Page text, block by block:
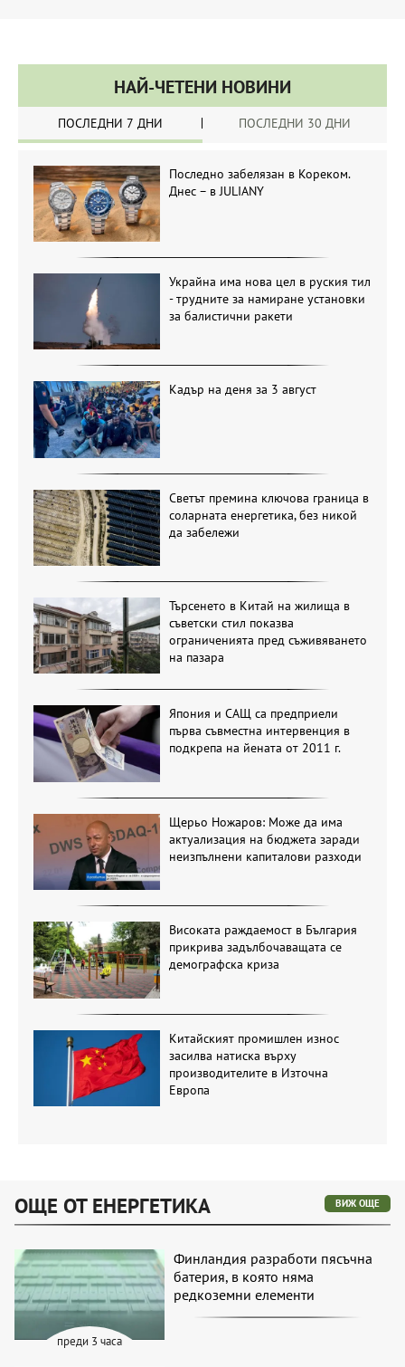
НАЙ-ЧЕТЕНИ НОВИНИ
ПОСЛЕДНИ 7 ДНИ ПОСЛЕДНИ 30 ДНИ
Последно забелязан в Кореком.
Днес – в JULIANY
Украйна има нова цел в руския тил
- трудните за намиране установки
за балистични ракети
Кадър на деня за 3 август
Светът премина ключова граница в
соларната енергетика, без никой
да забележи
Търсенето в Китай на жилища в
съветски стил показва
ограниченията пред съживяването
на пазара
Япония и САЩ са предприели
първа съвместна интервенция в
подкрепа на йената от 2011 г.
Щерьо Ножаров: Може да има
актуализация на бюджета заради
неизпълнени капиталови разходи
Високата раждаемост в България
прикрива задълбочаващата се
демографска криза
Китайският промишлен износ
засилва натиска върху
производителите в Източна
Европа
ОЩЕ ОТ ЕНЕРГЕТИКА ВИЖ ОЩЕ
преди 3 часа
Финландия разработи пясъчна
батерия, в която няма
редкоземни елементи